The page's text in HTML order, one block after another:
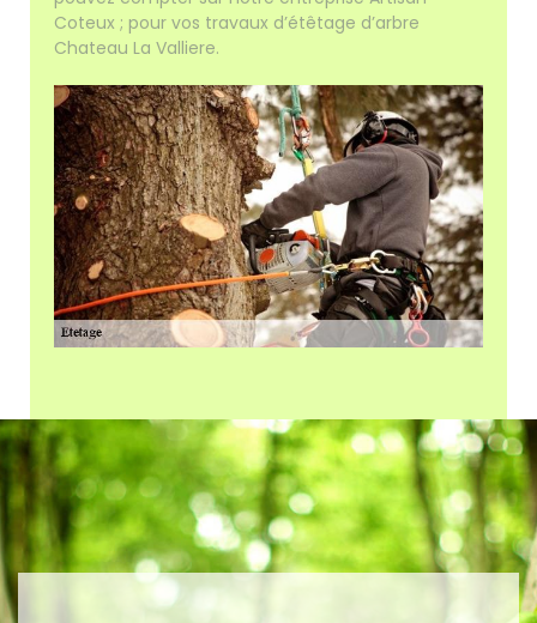
Coteux ; pour vos travaux d’étêtage d’arbre
Chateau La Valliere.